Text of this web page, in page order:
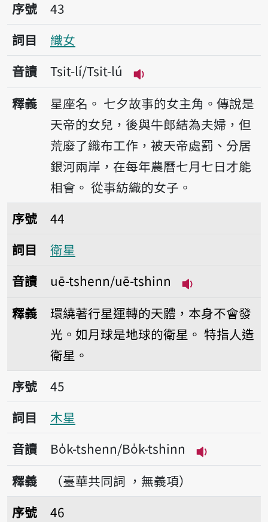
序號
43
詞目
織女
音讀
Tsit-lí/Tsit-lú
播放音讀Tsit-lí/Tsit-lú
釋義 星座名。 七夕故事的女主角。傳說是
天帝的女兒，後與牛郎結為夫婦，但
荒廢了織布工作，被天帝處罰、分居
銀河兩岸，在每年農曆七月七日才能
相會。 從事紡織的女子。
序號44衛星
序號
44
詞目
衛星
音讀
uē-tshenn/uē-tshinn
釋義
環繞著行星運轉的天體，本身不會發
光。如月球是地球的衛星。 特指人造
衛星。
序號45木星
序號
45
詞目
木星
音讀
Bo̍k-tshenn/Bo̍k-tshinn
播放音讀
釋義
（臺華共同詞 ，無義項）
序號46月球
序號
46